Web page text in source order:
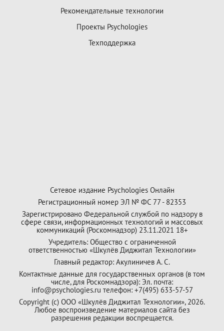
Рекомендательные технологии
Проекты Psychologies
Техподдержка
Сетевое издание Psychologies Онлайн
Регистрационный номер ЭЛ № ФС 77 - 82353
Зарегистрировано Федеральной службой по надзору в
сфере связи, информационных технологий и массовых
коммуникаций (Роскомнадзор) 23.11.2021 18+
Учредитель: Общество с ограниченной
ответственностью «Шкулёв Диджитал Технологии»
Главный редактор: Акулиничев А. С.
Контактные данные для государственных органов (в том
числе, для Роскомнадзора): Эл. почта:
info@psychologies.ru телефон: +7(495) 633-57-57
Copyright (с) ООО «Шкулёв Диджитал Технологии», 2026.
Любое воспроизведение материалов сайта без
разрешения редакции воспрещается.